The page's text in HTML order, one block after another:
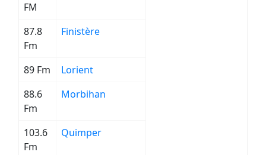
FM
87.8
Fm
Finistère
89 Fm
Lorient
88.6
Fm
Morbihan
103.6
Fm
Quimper